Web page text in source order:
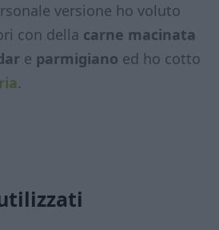
versione ho voluto
con della carne macinata
e parmigiano ed ho cotto
.